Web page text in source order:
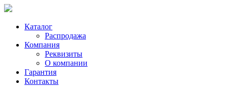
Каталог
Распродажа
Компания
Реквизиты
О компании
Гарантия
Контакты